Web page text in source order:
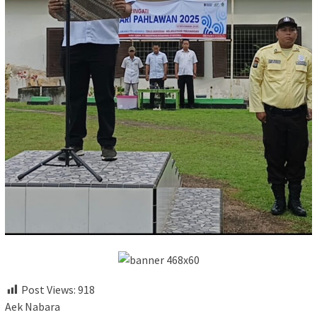
Post Views: 918
‎Aek Nabara